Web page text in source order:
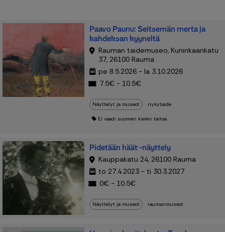
Paavo Paunu: Seitsemän merta ja
kahdeksan kyyneltä
Rauman taidemuseo, Kuninkaankatu
37, 26100 Rauma
pe 8.5.2026 - la 3.10.2026
7.5€ - 10.5€
Näyttelyt ja museot nykytaide
Ei vaadi suomen kielen taitoa
Pidetään häät -näyttely
Kauppakatu 24, 26100 Rauma
to 27.4.2023 - ti 30.3.2027
0€ - 10.5€
Näyttelyt ja museot raumanmuseot